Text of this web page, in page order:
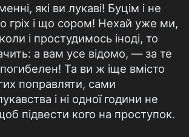
які ви лукаві! Буцім і не
гріх і що сором! Нехай уже ми,
і простудимось іноді, то
а вам усе відомо, — за те
Та ви ж іще вмісто
поправляти, сами
і ні одної години не
підвести кого на проступок.